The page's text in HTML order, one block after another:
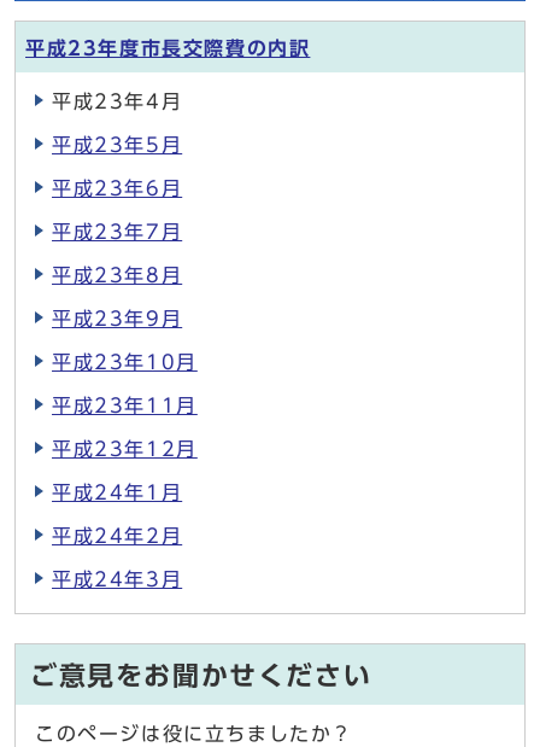
平成23年度市長交際費の内訳
平成23年4月
平成23年5月
平成23年6月
平成23年7月
平成23年8月
平成23年9月
平成23年10月
平成23年11月
平成23年12月
平成24年1月
平成24年2月
平成24年3月
ご意見をお聞かせください
このページは役に立ちましたか？